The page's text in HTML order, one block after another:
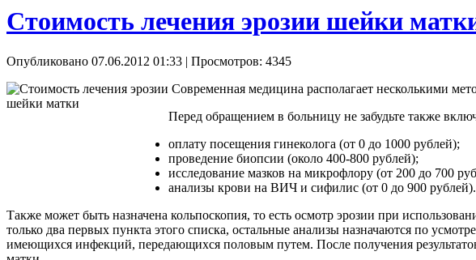
Стоимость лечения эрозии шейки
Опубликовано 07.06.2012 01:33 | Просмотров: 4345
Современная медицина располагает несколькими
Перед обращением в больницу не забудьте также
оплату посещения гинеколога (от 0 до 1000 рублей);
проведение биопсии (около 400-800 рублей);
исследование мазков на микрофлору (от 200 до 700
анализы крови на ВИЧ и сифилис (от 0 до 900 рублей).
Также может быть назначена кольпоскопия, то есть осмотр эрозии при
только два первых пункта этого списка, остальные анализы назначаются по
имеющихся инфекций, передающихся половым путем. После получения